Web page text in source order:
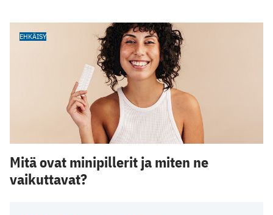
EHKÄISY
Mitä ovat minipillerit ja miten ne
vaikuttavat?